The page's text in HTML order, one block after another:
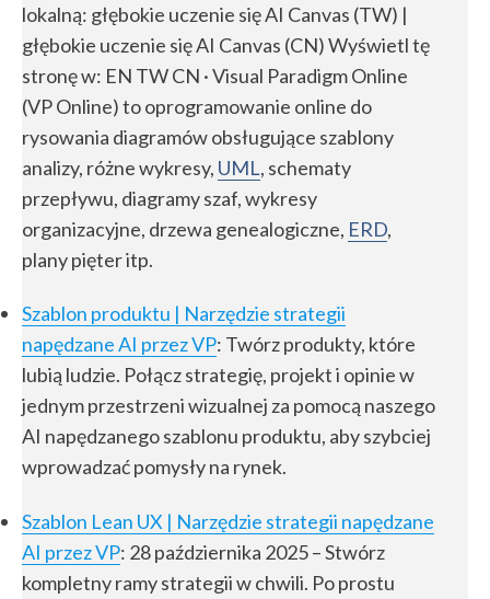
lokalną: głębokie uczenie się AI Canvas (TW) |
głębokie uczenie się AI Canvas (CN) Wyświetl tę
stronę w: EN TW CN · Visual Paradigm Online
(VP Online) to oprogramowanie online do
rysowania diagramów obsługujące szablony
analizy, różne wykresy, UML, schematy
przepływu, diagramy szaf, wykresy
organizacyjne, drzewa genealogiczne, ERD,
plany pięter itp.
Szablon produktu | Narzędzie strategii
napędzane AI przez VP: Twórz produkty, które
lubią ludzie. Połącz strategię, projekt i opinie w
jednym przestrzeni wizualnej za pomocą naszego
AI napędzanego szablonu produktu, aby szybciej
wprowadzać pomysły na rynek.
Szablon Lean UX | Narzędzie strategii napędzane
AI przez VP: 28 października 2025 – Stwórz
kompletny ramy strategii w chwili. Po prostu